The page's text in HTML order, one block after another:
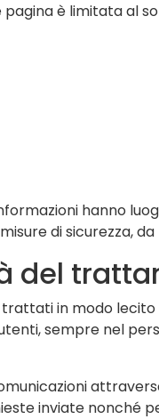
è limitata al
hanno
di sicurezza,
del
in modo
sempre nel
inviate